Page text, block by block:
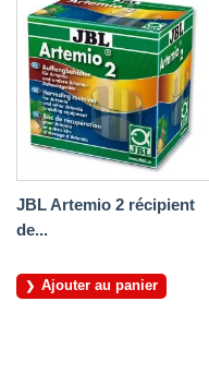
JBL Artemio 2 récipient
de...
Ajouter au panier